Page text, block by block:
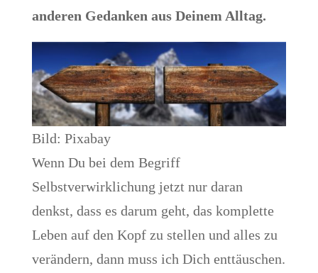
anderen Gedanken aus Deinem Alltag.
Bild: Pixabay
Wenn Du bei dem Begriff
Selbstverwirklichung jetzt nur daran
denkst, dass es darum geht, das komplette
Leben auf den Kopf zu stellen und alles zu
verändern, dann muss ich Dich enttäuschen.